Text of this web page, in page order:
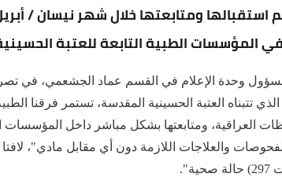
في المؤسسات الطبية التابعة للعتبة
وحدة الإعلام في القسم عماد الجشعمي، في
الذي تتبناه العتبة الحسينية المقدسة، تستمر فرقنا
العراقية، ومتابعتها بشكل مباشر داخل المؤسسات
والعلاجات اللازمة دون أي مقابل مادي"،